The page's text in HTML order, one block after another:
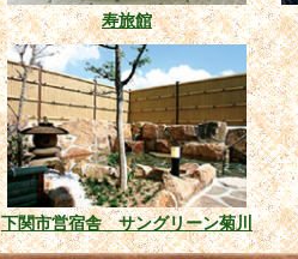
寿旅館
下関市営宿舎 サングリーン菊川